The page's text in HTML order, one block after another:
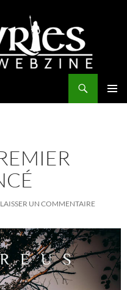
LAISSER UN COMMENTAIRE